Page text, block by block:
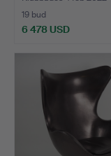
19 bud
6 478 USD